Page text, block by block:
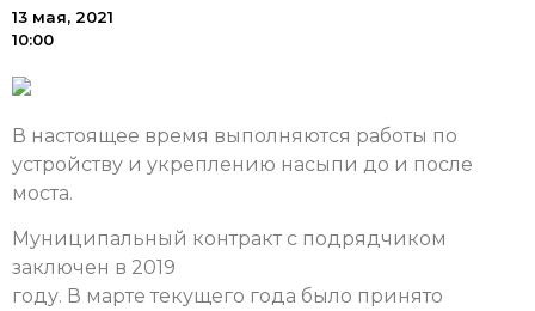
13 мая, 2021
10:00
В настоящее время выполняются работы по
устройству и укреплению насыпи до и после
моста.
Муниципальный контракт с подрядчиком
заключен в 2019
году. В марте текущего года было принято